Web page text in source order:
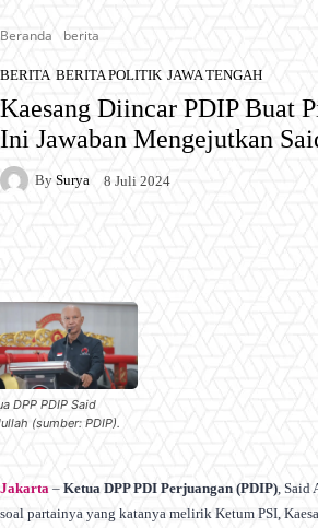
Beranda berita
BERITA BERITA POLITIK JAWA TENGAH
Kaesang Diincar PDIP Buat
Ini Jawaban Mengejutkan
By Surya 8 Juli 2024
DPP PDIP Said
(sumber: PDIP).
Jakarta – Ketua DPP PDI Perjuangan (PDIP) ,
soal partainya yang katanya melirik Ketum PSI,